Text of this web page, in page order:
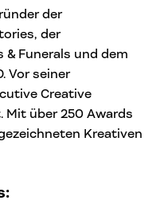
der
der
Funerals und dem
Vor seiner
Creative
Mit über 250 Awards
Kreativen